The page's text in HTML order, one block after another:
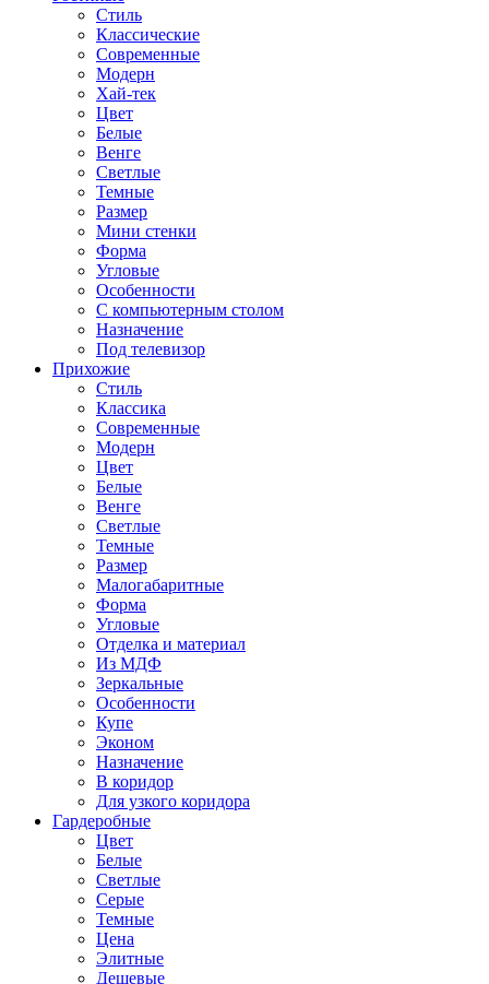
Стиль
Классические
Современные
Модерн
Хай-тек
Цвет
Белые
Венге
Светлые
Темные
Размер
Мини стенки
Форма
Угловые
Особенности
С компьютерным столом
Назначение
Под телевизор
Прихожие
Стиль
Классика
Современные
Модерн
Цвет
Белые
Венге
Светлые
Темные
Размер
Малогабаритные
Форма
Угловые
Отделка и материал
Из МДФ
Зеркальные
Особенности
Купе
Эконом
Назначение
В коридор
Для узкого коридора
Гардеробные
Цвет
Белые
Светлые
Серые
Темные
Цена
Элитные
Дешевые